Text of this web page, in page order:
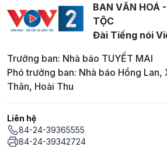
BAN VĂN HOÁ
TỘC
Đài Tiếng nói
Trưởng ban: Nhà báo TUYẾT MAI
Phó trưởng ban: Nhà báo Hồng Lan,
Thân, Hoài Thu
Liên hệ
84-24-39365555
84-24-39342724